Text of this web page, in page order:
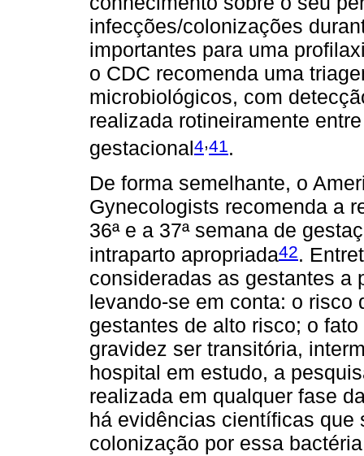
infecções/colonizações
importantes para uma
o CDC recomenda uma
microbiológicos, com
realizada rotineiramente
gestacional4,41 .
De forma semelhante, o
Gynecologists recomenda a
36ª e a 37ª semana de
intraparto apropriada42.
consideradas as gestantes a
levando-se em conta: o risco
gestantes de alto risco; o
gravidez ser transitória,
hospital em estudo, a
realizada em qualquer fase
há evidências científicas que
colonização por essa